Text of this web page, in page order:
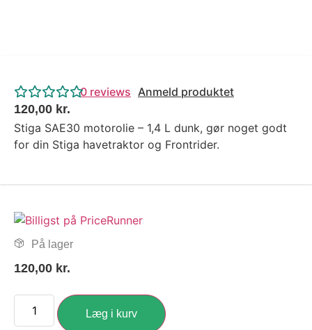
0 reviews Anmeld produktet
120,00 kr.
Stiga SAE30 motorolie – 1,4 L dunk, gør noget godt
for din Stiga havetraktor og Frontrider.
På lager
120,00 kr.
Læg i kurv